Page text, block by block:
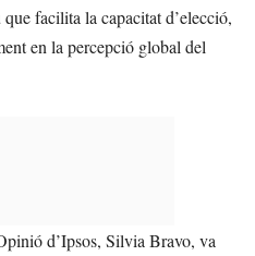
facilita la capacitat d’elecció,
en la percepció global del
d’Ipsos, Silvia Bravo, va